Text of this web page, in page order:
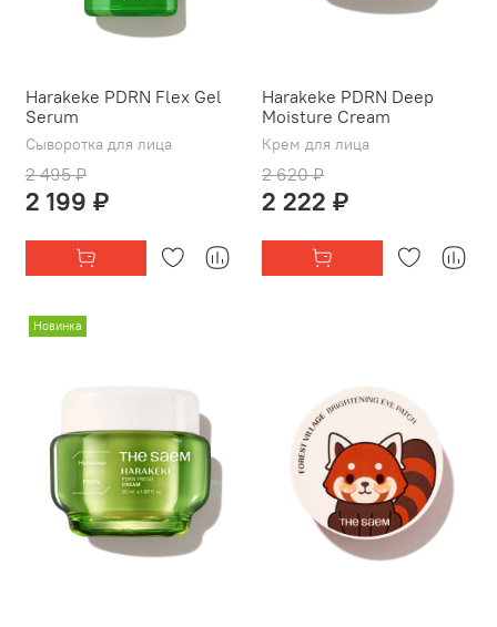
Harakeke PDRN Flex Gel
Serum
Сыворотка для лица
2 495 ₽
2 199 ₽
Harakeke PDRN Deep
Moisture Cream
Крем для лица
2 620 ₽
2 222 ₽
Новинка